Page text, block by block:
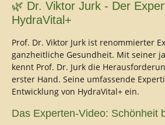
🌿 Dr. Viktor Jurk - Der
HydraVital+
Prof. Dr. Viktor Jurk ist renommierter
ganzheitliche Gesundheit. Mit seiner
kennt Prof. Dr. Jurk die
erster Hand. Seine umfassende
Entwicklung von HydraVital+ ein.
Das Experten-Video: Schönheit